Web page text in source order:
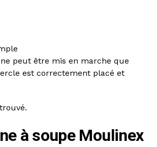
peut être mis en marche que
est correctement placé et
à soupe Moulinex